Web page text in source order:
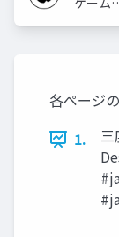
各ページ
1.